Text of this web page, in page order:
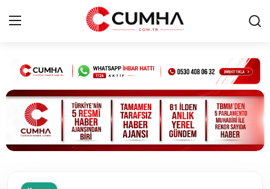
Kurumsal
Cumhurbaşkanlığı
Bakanlıklar